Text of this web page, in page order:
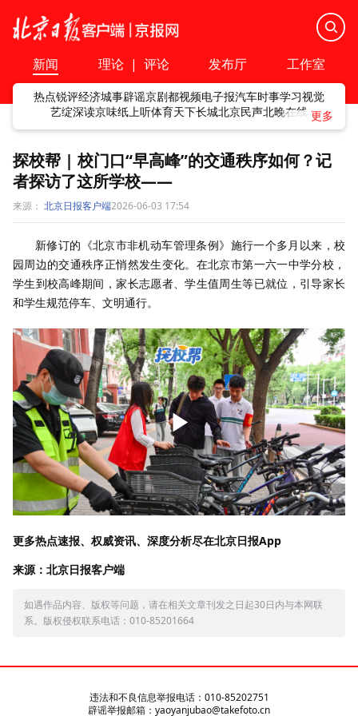
新闻 理论 | 评论 发布厅 工作室
热点锐评经济城事辟谣京剧都视频电子报汽车时事学习视觉
艺绽深读京味纸上听体育天下长城北京民声北晚在线
探校帮 | 校门口“早高峰”的交通秩序如何？记
者探访了这所学校——
来源： 北京日报客户端2026-06-03 17:54
新修订的《北京市非机动车管理条例》施行一个多月以来，校
园周边的交通秩序正悄然发生变化。在北京市第一六一中学分校，
学生到校高峰期间，家长志愿者、学生值周生等已就位，引导家长
和学生规范停车、文明通行。
更多热点速报、权威资讯、深度分析尽在北京日报App
来源：北京日报客户端
如遇作品内容、版权等问题，请在相关文章刊发之日起30日内与本网联
系。版权侵权联系电话：010-85201664
违法和不良信息举报电话：010-85202751
辟谣举报邮箱：yaoyanjubao@takefoto.cn